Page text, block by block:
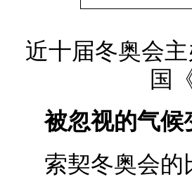
近十届冬奥会
国
被忽视的气候
索契冬奥会的